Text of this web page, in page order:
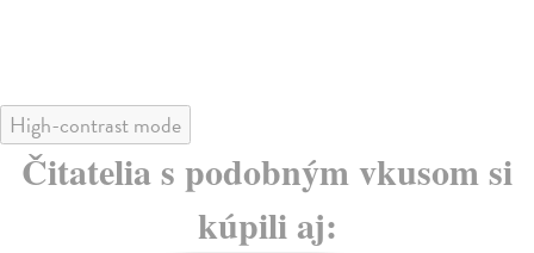
High-contrast mode
Čitatelia s podobným vkusom si
kúpili aj: